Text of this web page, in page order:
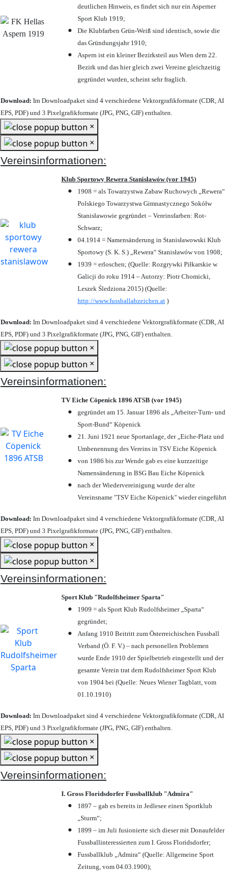
deutlichen Hinweis, es findet sich nur ein Asperner
Sport Klub 1919;
Die Klubfarben Grün-Weiß sind identisch, sowie die
das Gründungsjahr 1910;
Aspern ist ein kleiner Bezirksteil aus Wien dem 22.
Bezirk und das hier gleich zwei Vereine gleichzeitig
gegründet wurden, scheint sehr fraglich.
Download: Im Downloadpaket sind 4 verschiedene Vektorgrafikformate (CDR, AI
EPS, PDF) und 3 Pixelgrafikformate (JPG, PNG, GIF) enthalten.
×
×
Vereinsinformationen:
Klub Sportowy Rewera Stanisławów (vor 1945)
1908 = als Towarzystwa Zabaw Ruchowych „Rewera“
Polskiego Towarzystwa Gimnastycznego Sokółw
Stanisławowie gegründet – Vereinsfarben: Rot-
Schwarz;
04.1914 = Namensänderung in Stanisławowski Klub
Sportowy (S. K. S.) „Rewera“ Stanisławów von 1908;
1939 = erloschen; (Quelle: Rozgrywki Piłkarskie w
Galicji do roku 1914 – Autorzy: Piotr Chomicki,
Leszek Śledziona 2015) (Quelle:
http://www.fussballabzeichen.at )
Download: Im Downloadpaket sind 4 verschiedene Vektorgrafikformate (CDR, AI
EPS, PDF) und 3 Pixelgrafikformate (JPG, PNG, GIF) enthalten.
×
×
Vereinsinformationen:
TV Eiche Cöpenick 1896 ATSB (vor 1945)
gegründet am 15. Januar 1896 als „Arbeiter-Turn- und
Sport-Bund“ Köpenick
21. Juni 1921 neue Sportanlage, der „Eiche-Platz und
Umbenennung des Vereins in TSV Eiche Köpenick
von 1986 bis zur Wende gab es eine kurzzeitige
Namensänderung in BSG Bau Eiche Köpenick
nach der Wiedervereinigung wurde der alte
Vereinsname "TSV Eiche Köpenick" wieder eingeführt
Download: Im Downloadpaket sind 4 verschiedene Vektorgrafikformate (CDR, AI
EPS, PDF) und 3 Pixelgrafikformate (JPG, PNG, GIF) enthalten.
×
×
Vereinsinformationen:
Sport Klub "Rudolfsheimer Sparta"
1909 = als Sport Klub Rudolfsheimer „Sparta“
gegründet;
Anfang 1910 Beitritt zum Österreichischen Fussball
Verband (Ö. F. V.) – nach personellen Problemen
wurde Ende 1910 der Spielbetrieb eingestellt und der
gesamte Verein trat dem Rudolfsheimer Sport Klub
von 1904 bei (Quelle: Neues Wiener Tagblatt, vom
01.10.1910)
Download: Im Downloadpaket sind 4 verschiedene Vektorgrafikformate (CDR, AI
EPS, PDF) und 3 Pixelgrafikformate (JPG, PNG, GIF) enthalten.
×
×
Vereinsinformationen:
I. Gross Floridsdorfer Fussballklub "Admira"
1897 – gab es bereits in Jedlesee einen Sportklub
„Sturm“;
1899 – im Juli fusionierte sich dieser mit Donaufelder
Fussballinteressierten zum I. Gross Floridsdorfer;
Fussballklub „Admira“ (Quelle: Allgemeine Sport
Zeitung, vom 04.03.1900);